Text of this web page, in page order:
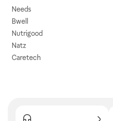
Needs
Bwell
Nutrigood
Natz
Caretech